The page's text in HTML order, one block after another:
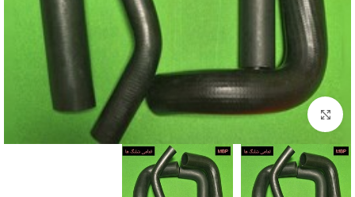
برای بزرگنمایی کلیک کنید